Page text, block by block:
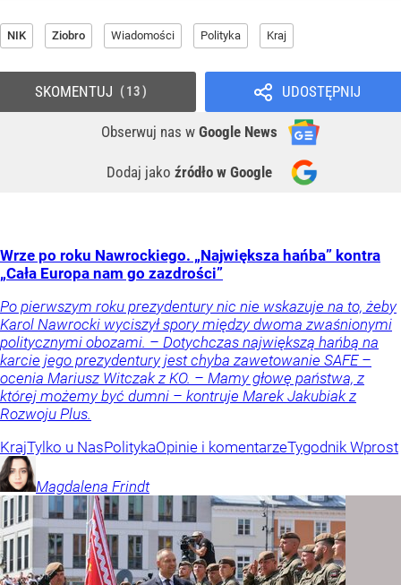
NIK Ziobro Wiadomości Polityka Kraj
UDOSTĘPNIJ
Obserwuj nas w Google News
Dodaj jako źródło w Google
SKOMENTUJ 13
Wrze po roku Nawrockiego. „Największa hańba” kontra
„Cała Europa nam go zazdrości”
Po pierwszym roku prezydentury nic nie wskazuje na to, żeby
Karol Nawrocki wyciszył spory między dwoma zwaśnionymi
politycznymi obozami. – Dotychczas największą hańbą na
karcie jego prezydentury jest chyba zawetowanie SAFE –
ocenia Mariusz Witczak z KO. – Mamy głowę państwa, z
której możemy być dumni – kontruje Marek Jakubiak z
Rozwoju Plus.
KrajTylko u NasPolitykaOpinie i komentarzeTygodnik Wprost
Magdalena Frindt